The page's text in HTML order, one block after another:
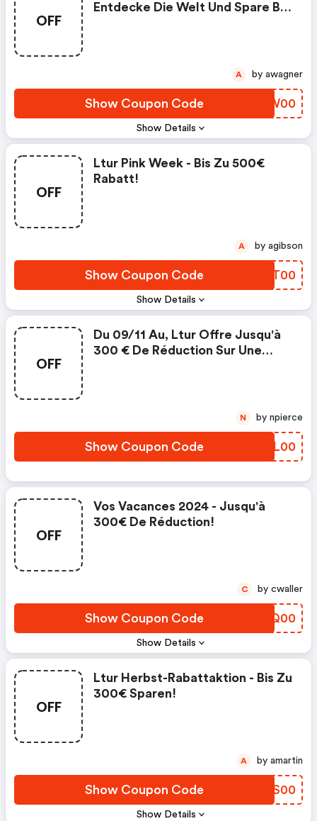
OFF
Show Details
Entdecke Die Welt Und Spare Bis
Show Coupon Code ACPW00
A by awagner
OFF
Show Details
Ltur Pink Week - Bis Zu 500€
Rabatt!
Show Coupon Code ZSVT00
A by agibson
OFF
Du 09/11 Au, Ltur Offre Jusqu'à
300 € De Réduction Sur Une
Show Coupon Code VIQL00
N by npierce
OFF
Show Details
Vos Vacances 2024 - Jusqu'à
300€ De Réduction!
Show Coupon Code LVMQ00
C by cwaller
OFF
Show Details
Ltur Herbst-Rabattaktion - Bis Zu
300€ Sparen!
Show Coupon Code UNXS00
A by amartin